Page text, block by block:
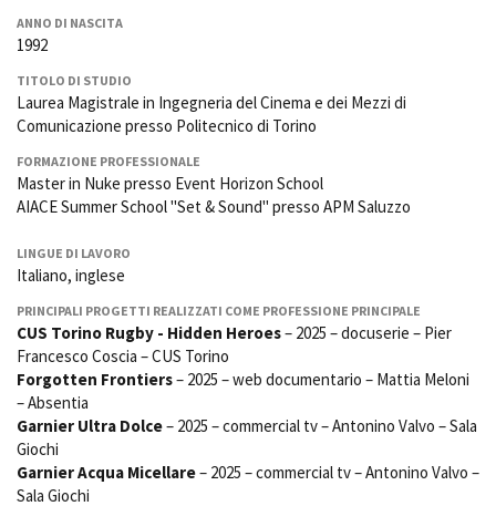
Sostenibilità ambientale
SERVIZI
Servizi generali
Location scouting
Spazi nella sede FCTP
Sala Casting
Sala Paolo Tenna
FILM FUNDS
Piemonte Film Tv Fund
Piemonte Film Tv
Development Fund
Piemonte Doc Film Fund
Short Film Fund
PRODUCTION GUIDE
Società di produzione
Strutture di servizio
Rotterdam
Berlinale Internationalen
Festival de Cannes
Biografilm Festival - Bio to B
Toronto International Film
Festival
Festa del Cinema di Roma
David di Donatello
Premio Solinas
ANNO DI NASCITA
1992
TITOLO DI STUDIO
Laurea Magistrale in Ingegneria del Cinema e dei Mezzi di
Comunicazione presso Politecnico di Torino
FORMAZIONE PROFESSIONALE
Master in Nuke presso Event Horizon School
AIACE Summer School "Set & Sound" presso APM Saluzzo
LINGUE DI LAVORO
Italiano, inglese
PRINCIPALI PROGETTI REALIZZATI COME PROFESSIONE PRINCIPALE
CUS Torino Rugby - Hidden Heroes– 2025 – docuserie – Pier
Francesco Coscia – CUS Torino
Forgotten Frontiers– 2025 – web documentario – Mattia Meloni
– Absentia
Garnier Ultra Dolce– 2025 – commercial tv – Antonino Valvo – Sala
Giochi
Garnier Acqua Micellare– 2025 – commercial tv – Antonino Valvo –
Sala Giochi